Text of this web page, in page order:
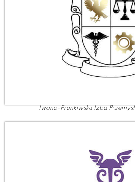
Iwano-Frankiwska Izba